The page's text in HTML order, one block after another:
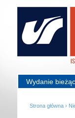
Wydanie
Strona główna ›